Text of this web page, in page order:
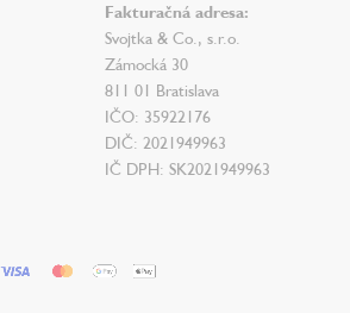
Fakturačná adresa:
Svojtka & Co., s.r.o.
Zámocká 30
811 01 Bratislava
IČO: 35922176
DIČ: 2021949963
IČ DPH: SK2021949963